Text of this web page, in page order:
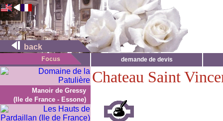
back
demande de devis
Manoir de Gressy
(Ile de France - Essone)
Chateau Saint